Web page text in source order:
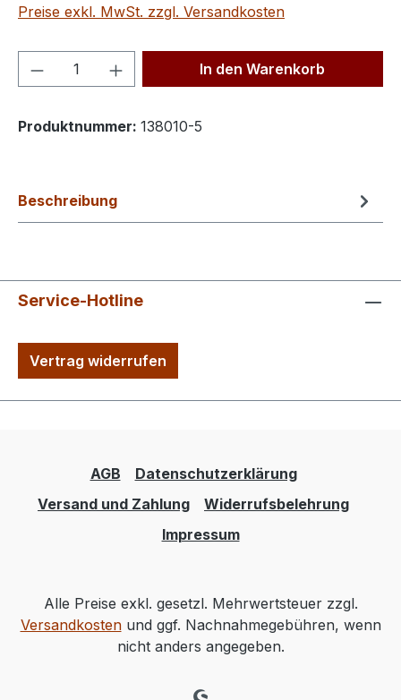
Preise exkl. MwSt. zzgl. Versandkosten
Produkt Anzahl: Gib denIn den Warenkorb
Produktnummer: 138010-5
Beschreibung
Service-Hotline
Vertrag widerrufen
AGB
Datenschutzerklärung
Versand und Zahlung
Widerrufsbelehrung
Impressum
Alle Preise exkl. gesetzl. Mehrwertsteuer zzgl.
Versandkostenund ggf. Nachnahmegebühren, wenn
nicht anders angegeben.